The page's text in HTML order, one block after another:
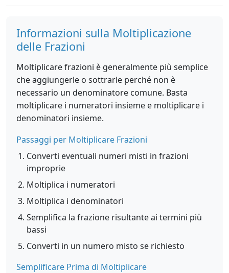
Informazioni sulla Moltiplicazione
delle Frazioni
Moltiplicare frazioni è generalmente più semplice
che aggiungerle o sottrarle perché non è
necessario un denominatore comune. Basta
moltiplicare i numeratori insieme e moltiplicare i
denominatori insieme.
Passaggi per Moltiplicare Frazioni
Converti eventuali numeri misti in frazioni
improprie
Moltiplica i numeratori
Moltiplica i denominatori
Semplifica la frazione risultante ai termini più
bassi
Converti in un numero misto se richiesto
Semplificare Prima di Moltiplicare